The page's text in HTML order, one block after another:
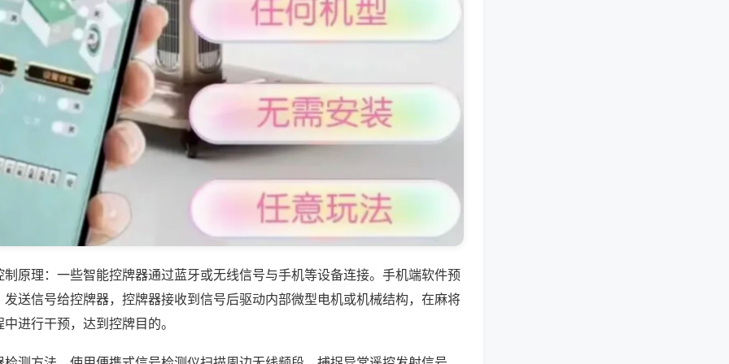
原理：一些智能控牌器通过蓝牙或无线信号与手机等设备连接。手机端软件预
送信号给控牌器，控牌器接收到信号后驱动内部微型电机或机械结构，在麻将
进行干预，达到控牌目的。